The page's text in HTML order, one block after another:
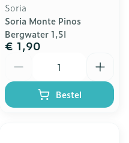
Soria
Soria Monte Pinos
Bergwater 1,5l
€ 1,90
Bestel